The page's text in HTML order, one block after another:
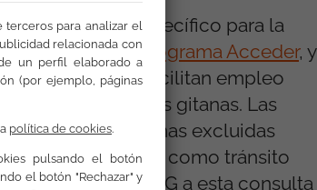
un programa específico para la
del empleo, elPrograma Acceder, y
inserción , que facilitan empleo
a personas gitanas. Las
laboral de personas excluidas
de 3 años) como tránsito
de la FSG a esta consulta
terceros para analizar el
relacionada con
un perfil elaborado a
(por ejemplo, páginas
política de cookies.
pulsando el botón
el botón "Rechazar" y